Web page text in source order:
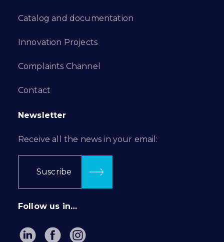
Catalog and documentation
Innovation Projects
Complaints Channel
Contact
Newsletter
Receive all the news in your email:
Suscribe
Follow us in…